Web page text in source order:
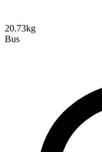
20.73kg
Bus